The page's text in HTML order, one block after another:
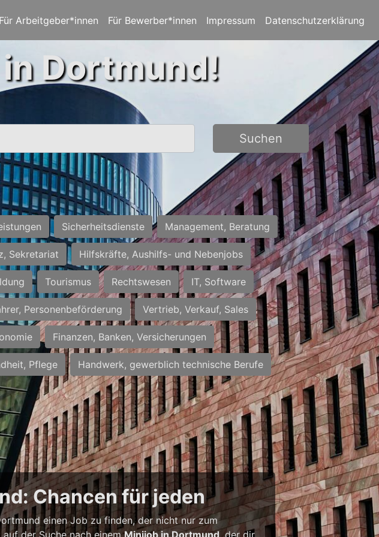
Für Arbeitgeber*innen Für Bewerber*innen Impressum Datenschutzerklärung
Dortmund!
Suchen
Sicherheitsdienste Management, Beratung
Sekretariat Hilfskräfte, Aushilfs- und Nebenjobs
Tourismus Rechtswesen IT, Software
Personenbeförderung Vertrieb, Verkauf, Sales
Finanzen, Banken, Versicherungen
Pflege Handwerk, gewerblich technische Berufe
Chancen für jeden
einen Job zu finden, der nicht nur zum